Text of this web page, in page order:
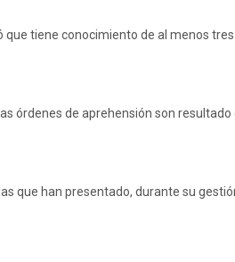
tiene conocimiento de al menos
órdenes de aprehensión son
que han presentado, durante su